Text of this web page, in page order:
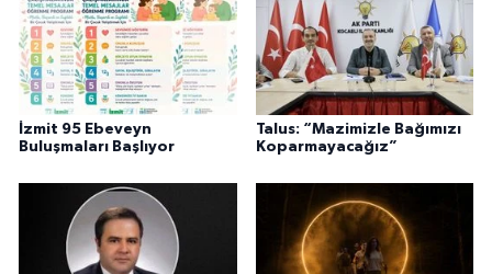
İzmit 95 Ebeveyn
Buluşmaları Başlıyor
Talus: “Mazimizle Bağımızı
Koparmayacağız”